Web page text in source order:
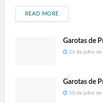
READ MORE
Garotas de
26 de julho de
Garotas de
10 de julho de